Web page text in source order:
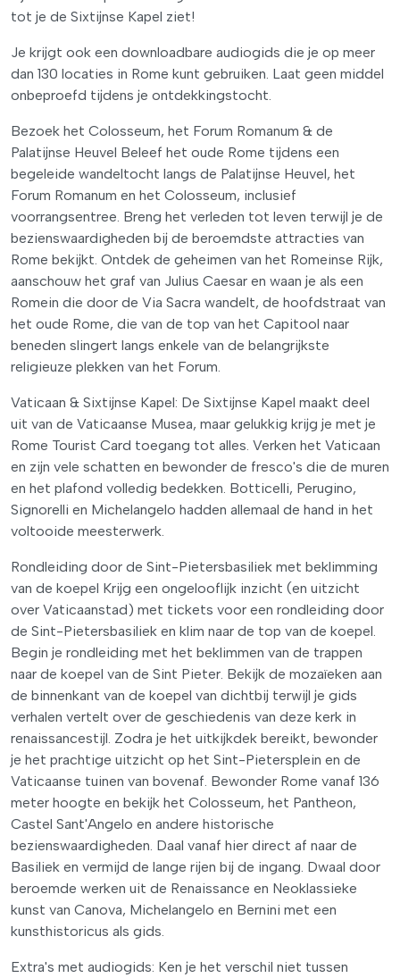
tot je de Sixtijnse Kapel ziet!
Je krijgt ook een downloadbare audiogids die je op meer
dan 130 locaties in Rome kunt gebruiken. Laat geen middel
onbeproefd tijdens je ontdekkingstocht.
Bezoek het Colosseum, het Forum Romanum & de
Palatijnse Heuvel Beleef het oude Rome tijdens een
begeleide wandeltocht langs de Palatijnse Heuvel, het
Forum Romanum en het Colosseum, inclusief
voorrangsentree. Breng het verleden tot leven terwijl je de
bezienswaardigheden bij de beroemdste attracties van
Rome bekijkt. Ontdek de geheimen van het Romeinse Rijk,
aanschouw het graf van Julius Caesar en waan je als een
Romein die door de Via Sacra wandelt, de hoofdstraat van
het oude Rome, die van de top van het Capitool naar
beneden slingert langs enkele van de belangrijkste
religieuze plekken van het Forum.
Vaticaan & Sixtijnse Kapel: De Sixtijnse Kapel maakt deel
uit van de Vaticaanse Musea, maar gelukkig krijg je met je
Rome Tourist Card toegang tot alles. Verken het Vaticaan
en zijn vele schatten en bewonder de fresco's die de muren
en het plafond volledig bedekken. Botticelli, Perugino,
Signorelli en Michelangelo hadden allemaal de hand in het
voltooide meesterwerk.
Rondleiding door de Sint-Pietersbasiliek met beklimming
van de koepel Krijg een ongelooflijk inzicht (en uitzicht
over Vaticaanstad) met tickets voor een rondleiding door
de Sint-Pietersbasiliek en klim naar de top van de koepel.
Begin je rondleiding met het beklimmen van de trappen
naar de koepel van de Sint Pieter. Bekijk de mozaïeken aan
de binnenkant van de koepel van dichtbij terwijl je gids
verhalen vertelt over de geschiedenis van deze kerk in
renaissancestijl. Zodra je het uitkijkdek bereikt, bewonder
je het prachtige uitzicht op het Sint-Pietersplein en de
Vaticaanse tuinen van bovenaf. Bewonder Rome vanaf 136
meter hoogte en bekijk het Colosseum, het Pantheon,
Castel Sant'Angelo en andere historische
bezienswaardigheden. Daal vanaf hier direct af naar de
Basiliek en vermijd de lange rijen bij de ingang. Dwaal door
beroemde werken uit de Renaissance en Neoklassieke
kunst van Canova, Michelangelo en Bernini met een
kunsthistoricus als gids.
Extra's met audiogids: Ken je het verschil niet tussen